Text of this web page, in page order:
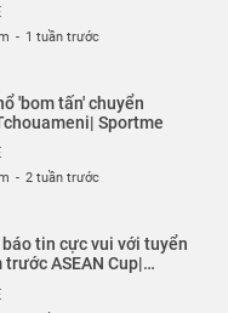
- 1 tuần trước
'bom tấn' chuyển
Sportme
- 2 tuần trước
tin cực vui với tuyển
ASEAN Cup|